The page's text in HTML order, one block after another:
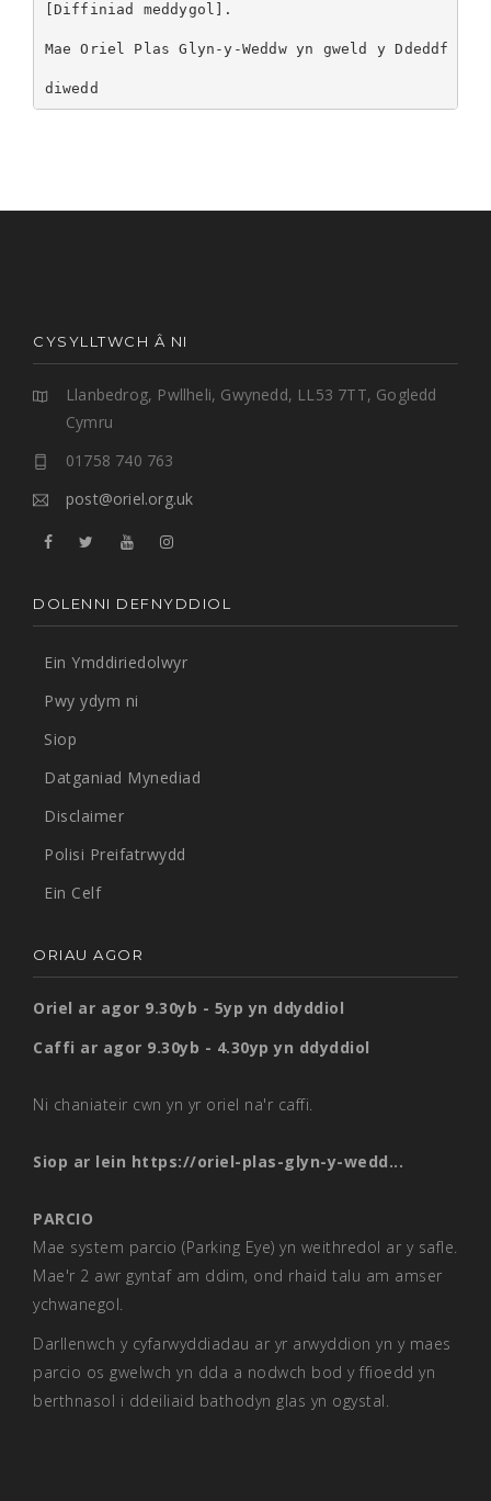
[Diffiniad meddygol].
Mae Oriel Plas Glyn-y-Weddw yn gweld y
diwedd
CYSYLLTWCH Â NI
Llanbedrog, Pwllheli, Gwynedd, LL53 7TT, Gogledd
Cymru
01758 740 763
post@oriel.org.uk
DOLENNI DEFNYDDIOL
Ein Ymddiriedolwyr
Pwy ydym ni
Siop
Datganiad Mynediad
Disclaimer
Polisi Preifatrwydd
Ein Celf
ORIAU AGOR
Oriel ar agor 9.30yb - 5yp yn ddyddiol
Caffi ar agor 9.30yb - 4.30yp yn ddyddiol
Ni chaniateir cwn yn yr oriel na'r caffi.
Siop ar lein https://oriel-plas-glyn-y-wedd...
PARCIO
Mae system parcio (Parking Eye) yn weithredol ar y safle.
Mae'r 2 awr gyntaf am ddim, ond rhaid talu am amser
ychwanegol.
Darllenwch y cyfarwyddiadau ar yr arwyddion yn y maes
parcio os gwelwch yn dda a nodwch bod y ffioedd yn
berthnasol i ddeiliaid bathodyn glas yn ogystal.